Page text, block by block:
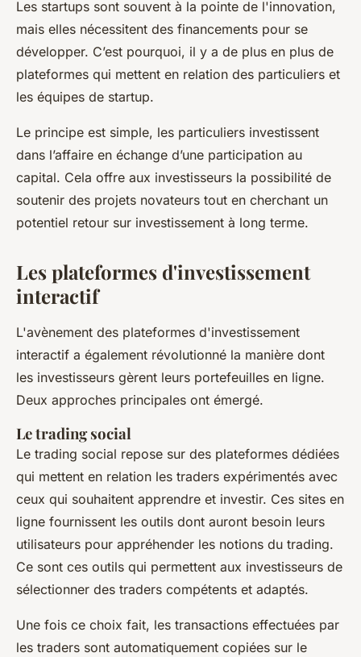
Les startups sont souvent à la pointe de l'innovation,
mais elles nécessitent des financements pour se
développer. C’est pourquoi, il y a de plus en plus de
plateformes qui mettent en relation des particuliers et
les équipes de startup.
Le principe est simple, les particuliers investissent
dans l’affaire en échange d’une participation au
capital. Cela offre aux investisseurs la possibilité de
soutenir des projets novateurs tout en cherchant un
potentiel retour sur investissement à long terme.
Les plateformes d'investissement
interactif
L'avènement des plateformes d'investissement
interactif a également révolutionné la manière dont
les investisseurs gèrent leurs portefeuilles en ligne.
Deux approches principales ont émergé.
Le trading social
Le trading social repose sur des plateformes dédiées
qui mettent en relation les traders expérimentés avec
ceux qui souhaitent apprendre et investir. Ces sites en
ligne fournissent les outils dont auront besoin leurs
utilisateurs pour appréhender les notions du trading.
Ce sont ces outils qui permettent aux investisseurs de
sélectionner des traders compétents et adaptés.
Une fois ce choix fait, les transactions effectuées par
les traders sont automatiquement copiées sur le